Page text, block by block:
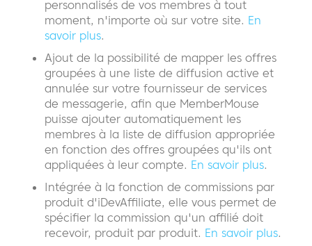
personnalisés de vos membres à tout
moment, n'importe où sur votre site. En
savoir plus.
Ajout de la possibilité de mapper les offres
groupées à une liste de diffusion active et
annulée sur votre fournisseur de services
de messagerie, afin que MemberMouse
puisse ajouter automatiquement les
membres à la liste de diffusion appropriée
en fonction des offres groupées qu'ils ont
appliquées à leur compte. En savoir plus.
Intégrée à la fonction de commissions par
produit d'iDevAffiliate, elle vous permet de
spécifier la commission qu'un affilié doit
recevoir, produit par produit. En savoir plus.